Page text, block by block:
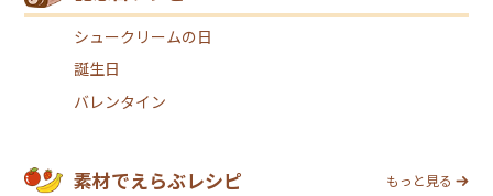
シュークリームの日
誕生日
バレンタイン
素材でえらぶレシピ もっと見る